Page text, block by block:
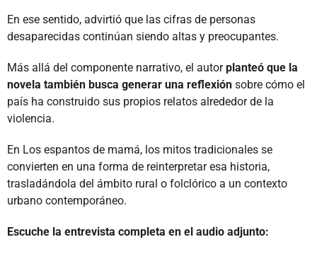
En ese sentido, advirtió que las cifras de personas
desaparecidas continúan siendo altas y preocupantes.
Más allá del componente narrativo, el autorplanteó que la
novela también busca generar una reflexión sobre cómo el
país ha construido sus propios relatos alrededor de la
violencia.
En Los espantos de mamá, los mitos tradicionales se
convierten en una forma de reinterpretar esa historia,
trasladándola del ámbito rural o folclórico a un contexto
urbano contemporáneo.
Escuche la entrevista completa en el audio adjunto: